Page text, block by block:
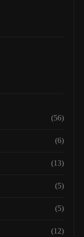
(56)
(6)
(13)
(5)
(5)
(12)